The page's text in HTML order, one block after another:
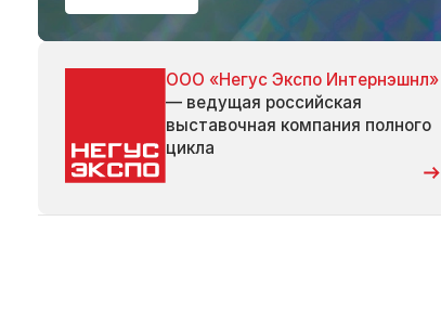
ООО «Негус Экспо Интернэшнл»
— ведущая российская
выставочная компания полного
цикла